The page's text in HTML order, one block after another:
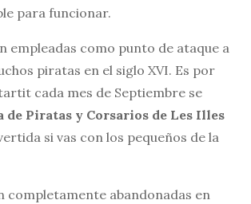
para funcionar.
empleadas como punto de ataque a
piratas en el siglo XVI. Es por
cada mes de Septiembre se
de Piratas y Corsarios de Les Illes
si vas con los pequeños de la
completamente abandonadas en